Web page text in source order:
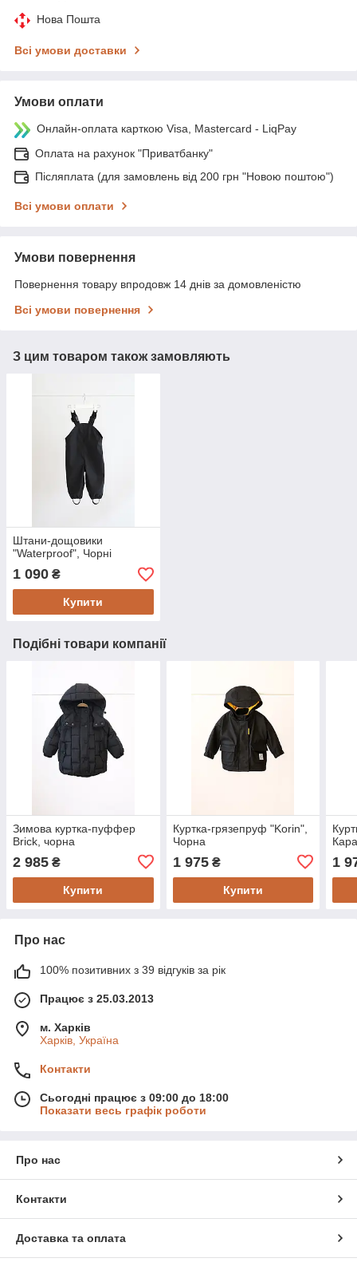
Нова Пошта
Всі умови доставки
Умови оплати
Онлайн-оплата карткою Visa, Mastercard - LiqPay
Оплата на рахунок "Приватбанку"
Післяплата (для замовлень від 200 грн "Новою поштою")
Всі умови оплати
Умови повернення
Повернення товару впродовж 14 днів за домовленістю
Всі умови повернення
З цим товаром також замовляють
Штани-дощовики
"Waterproof", Чорні
1 090 ₴
Купити
Подібні товари компанії
Зимова куртка-пуффер
Brick, чорна
2 985 ₴
Купити
Куртка-грязепруф "Korin",
Чорна
1 975₴
Купити
1
Про нас
100% позитивних з 39 відгуків за рік
Працює з 25.03.2013
м. Харків
Харків, Україна
Контакти
Сьогодні працює з 09:00 до 18:00
Показати весь графік роботи
Про нас
Контакти
Доставка та оплата